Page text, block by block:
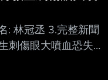
: 林冠丞 3.完整新聞
刺傷眼大噴血恐失明